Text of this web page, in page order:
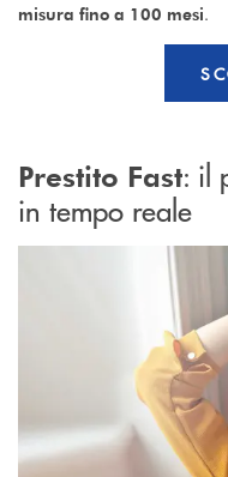
misura fino a 100 mesi.
Prestito Fast: il
in tempo reale